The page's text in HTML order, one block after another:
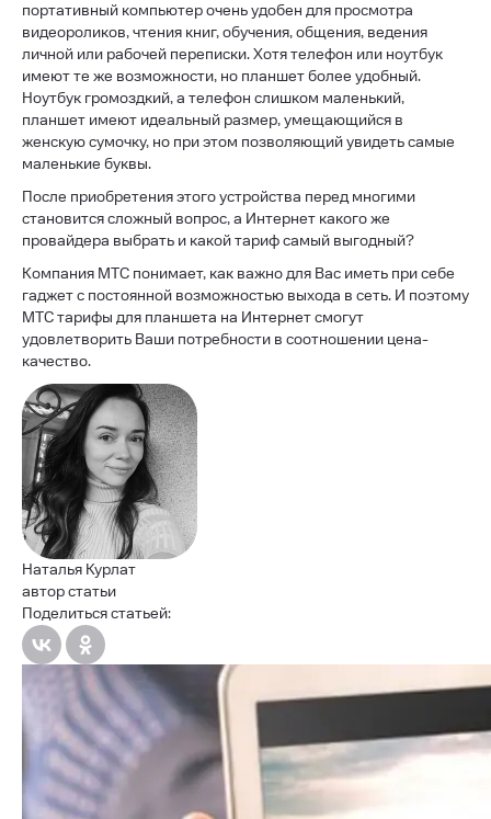
портативный компьютер очень удобен для просмотра
видеороликов, чтения книг, обучения, общения, ведения
личной или рабочей переписки. Хотя телефон или ноутбук
имеют те же возможности, но планшет более удобный.
Ноутбук громоздкий, а телефон слишком маленький,
планшет имеют идеальный размер, умещающийся в
женскую сумочку, но при этом позволяющий увидеть самые
маленькие буквы.
После приобретения этого устройства перед многими
становится сложный вопрос, а Интернет какого же
провайдера выбрать и какой тариф самый выгодный?
Компания МТС понимает, как важно для Вас иметь при себе
гаджет с постоянной возможностью выхода в сеть. И поэтому
МТС тарифы для планшета на Интернет смогут
удовлетворить Ваши потребности в соотношении цена-
качество.
Наталья Курлат
автор статьи
Поделиться статьей: